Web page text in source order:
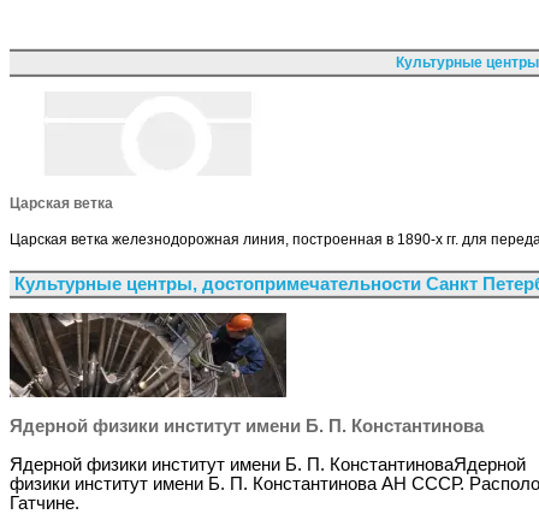
Культурные
Царская ветка
Царская ветка железнодорожная линия, построенная в 1890-х гг. для
Культурные центры, достопримечательности Санкт
Ядерной физики институт имени Б. П. Константинова
Ядерной физики институт имени Б. П. КонстантиноваЯдерной
физики институт имени Б. П. Константинова АН СССР.
Гатчине.